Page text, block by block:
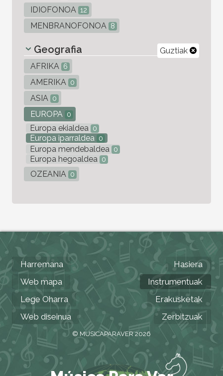
IDIOFONOA 12
MENBRANOFONOA 8
Guztiak
Geografia
AFRIKA 6
AMERIKA 0
ASIA 0
EUROPA 0
Europa ekialdea 0
Europa iparraldea 0
Europa mendebaldea 0
Europa hegoaldea 0
OZEANIA 0
Harremana
Web mapa
Lege Oharra
Web diseinua
Hasiera
Instrumentuak
Erakusketak
Zerbitzuak
© MUSICAPARAVER 2026